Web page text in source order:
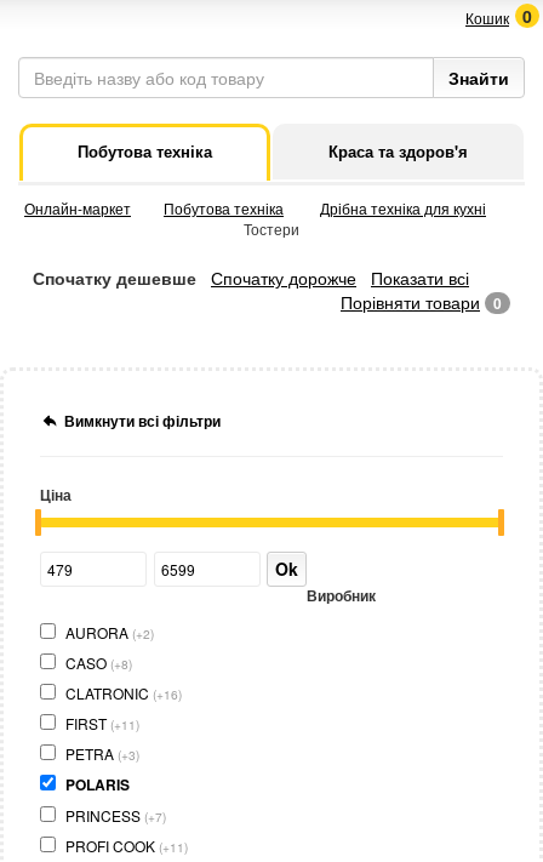
Кошик 0
Побутова техніка Краса та здоров'я
Онлайн-маркет Побутова техніка
Дрібна техніка для кухні
Тостери
Спочатку дешевше Спочатку дорожче
Показати всі
Порівняти товари
0
Вимкнути всі фільтри
Ціна
Ok
Виробник
AURORA (+2)
CASO (+8)
CLATRONIC (+16)
FIRST (+11)
PETRA (+3)
POLARIS
PRINCESS (+7)
PROFI COOK (+11)